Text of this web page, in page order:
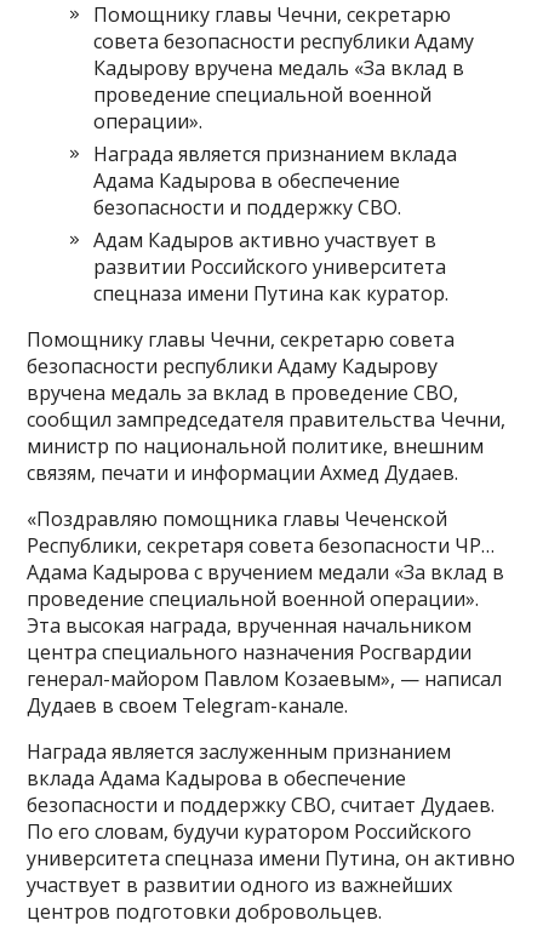
Помощнику главы Чечни, секретарю
совета безопасности республики Адаму
Кадырову вручена медаль «За вклад в
проведение специальной военной
операции».
Награда является признанием вклада
Адама Кадырова в обеспечение
безопасности и поддержку СВО.
Адам Кадыров активно участвует в
развитии Российского университета
спецназа имени Путина как куратор.
Помощнику главы Чечни, секретарю совета
безопасности республики Адаму Кадырову
вручена медаль за вклад в проведение СВО,
сообщил зампредседателя правительства Чечни,
министр по национальной политике, внешним
связям, печати и информации Ахмед Дудаев.
«Поздравляю помощника главы Чеченской
Республики, секретаря совета безопасности ЧР…
Адама Кадырова с вручением медали «За вклад в
проведение специальной военной операции».
Эта высокая награда, врученная начальником
центра специального назначения Росгвардии
генерал-майором Павлом Козаевым», — написал
Дудаев в своем Telegram-канале.
Награда является заслуженным признанием
вклада Адама Кадырова в обеспечение
безопасности и поддержку СВО, считает Дудаев.
По его словам, будучи куратором Российского
университета спецназа имени Путина, он активно
участвует в развитии одного из важнейших
центров подготовки добровольцев.